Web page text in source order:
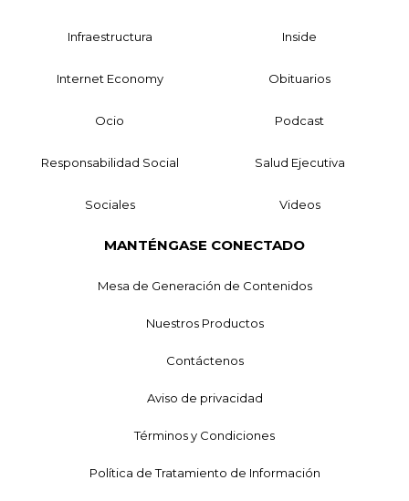
Infraestructura Inside
Internet Economy Obituarios
Ocio Podcast
Responsabilidad Social Salud Ejecutiva
Sociales Videos
MANTÉNGASE CONECTADO
Mesa de Generación de Contenidos
Nuestros Productos
Contáctenos
Aviso de privacidad
Términos y Condiciones
Política de Tratamiento de Información